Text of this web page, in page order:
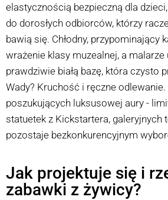
elastycznością bezpieczną dla
do dorosłych odbiorców, którzy
bawią się. Chłodny, przypominający
wrażenie klasy muzealnej, a malarze
prawdziwie białą bazę, która czysto
Wady? Kruchość i ręczne
poszukujących luksusowej aury -
statuetek z Kickstartera, galeryjnych
pozostaje bezkonkurencyjnym
Jak projektuje się i
zabawki z żywicy?